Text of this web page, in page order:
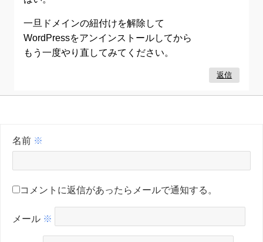
一旦ドメインの紐付けを解除して
WordPressをアンインストールしてから
もう一度やり直してみてください。
返信
名前 ※
メール ※
コメントに返信があったらメールで通知する。